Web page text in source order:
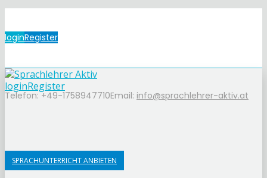
loginRegister
Telefon: +49-1758947710Email: info@sprachlehrer-aktiv.at
loginRegister
SPRACHUNTERRICHT ANBIETEN